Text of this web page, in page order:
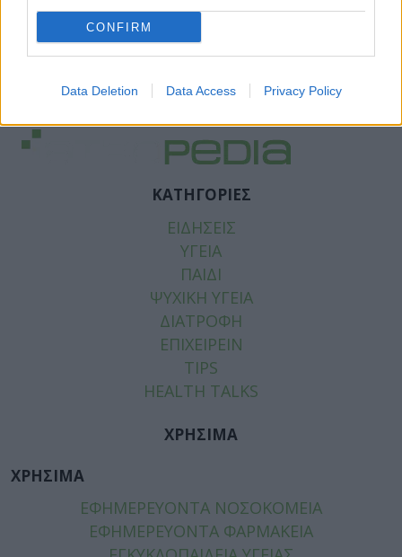
CONFIRM
Data Deletion Data Access Privacy Policy
Facebook
Twitter
ΕΛΣΤΑΤ,ΘΑΝΑΤΟΙ
ΚΑΤΗΓΟΡΙΕΣ
ΕΙΔΗΣΕΙΣ
ΥΓΕΙΑ
ΠΑΙΔΙ
ΨΥΧΙΚΗ ΥΓΕΙΑ
ΔΙΑΤΡΟΦΗ
ΕΠΙΧΕΙΡΕΙΝ
TIPS
HEALTH TALKS
ΧΡΗΣΙΜΑ
ΧΡΗΣΙΜΑ
ΕΦΗΜΕΡΕΥΟΝΤΑ ΝΟΣΟΚΟΜΕΙΑ
ΕΦΗΜΕΡΕΥΟΝΤΑ ΦΑΡΜΑΚΕΙΑ